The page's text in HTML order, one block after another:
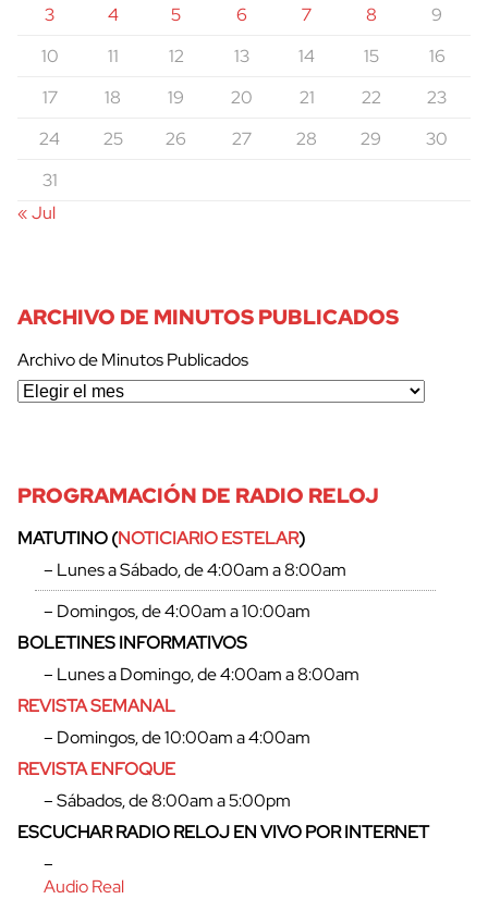
3 4 5 6 7 8
9
10
11 12 13 14 15
16
17
18 19 20 21 22
23
24
25 26 27 28 29
30
31
« Jul
ARCHIVO DE MINUTOS PUBLICADOS
Archivo de Minutos Publicados
PROGRAMACIÓN DE RADIO RELOJ
MATUTINO (NOTICIARIO ESTELAR)
– Lunes a Sábado, de 4:00am a 8:00am
– Domingos, de 4:00am a 10:00am
BOLETINES INFORMATIVOS
– Lunes a Domingo, de 4:00am a 8:00am
REVISTA SEMANAL
– Domingos, de 10:00am a 4:00am
REVISTA ENFOQUE
– Sábados, de 8:00am a 5:00pm
ESCUCHAR RADIO RELOJ EN VIVO POR INTERNET
–
Audio Real